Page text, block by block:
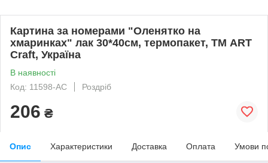
Картина за номерами "Оленятко на
хмаринках" лак 30*40см, термопакет, ТМ ART
Craft, Україна
В наявності
Код: 11598-AC
Роздріб
206 ₴
Опис Характеристики Доставка Оплата Умови